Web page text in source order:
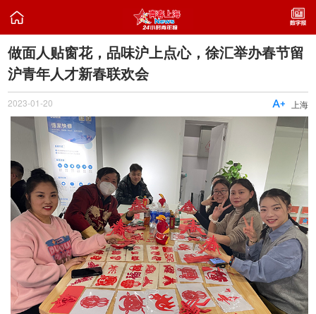

做面人贴窗花，品味沪上点心，徐汇举办春节留
沪青年人才新春联欢会
2023-01-20 上海
